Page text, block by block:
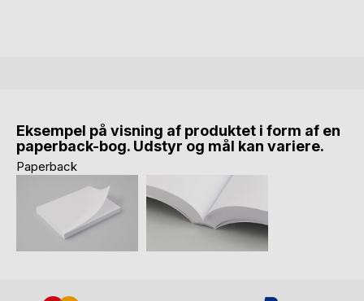
Eksempel på visning af produktet i form af en
paperback-bog. Udstyr og mål kan variere.
Paperback